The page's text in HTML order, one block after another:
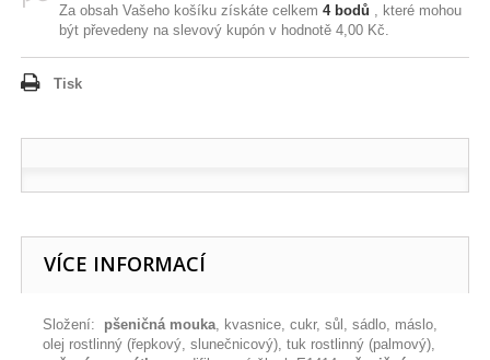
Za obsah Vašeho košíku získáte celkem4bodů , které mohou
být převedeny na slevový kupón v hodnotě4,00 Kč.
Tisk
VÍCE INFORMACÍ
Složení: pšeničná mouka, kvasnice, cukr, sůl, sádlo, máslo,
olej rostlinný (řepkový, slunečnicový), tuk rostlinný (palmový),